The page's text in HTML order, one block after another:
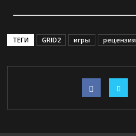
ТЕГИ GRID2 игры рецензия